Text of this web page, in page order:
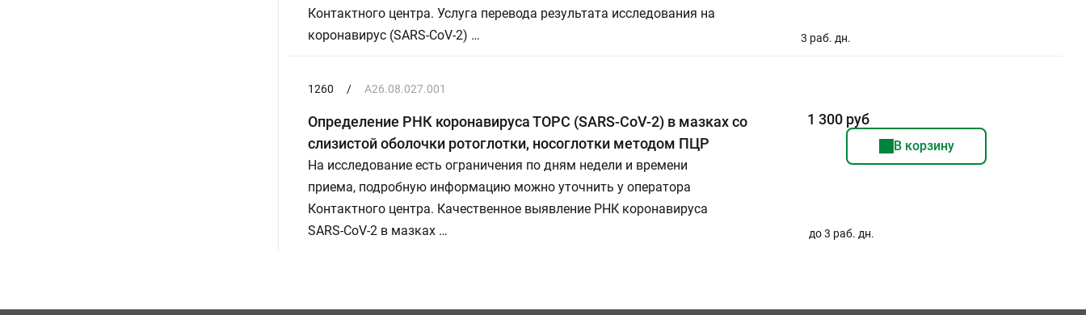
Контактного центра. Услуга перевода результата исследования на
коронавирус (SARS-СoV-2) …
3 раб. дн.
1260 / A26.08.027.001
Определение РНК коронавируса ТОРС (SARS-CoV-2) в мазках со
слизистой оболочки ротоглотки, носоглотки методом ПЦР
На исследование есть ограничения по дням недели и времени
приема, подробную информацию можно уточнить у оператора
Контактного центра. Качественное выявление РНК коронавируса
SARS-CoV-2 в мазках …
1 300 руб
В корзину
до 3 раб. дн.